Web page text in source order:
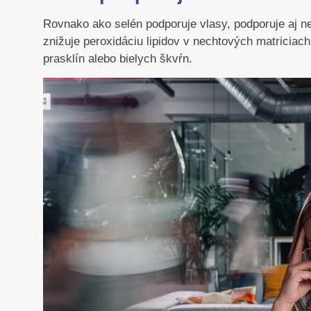
Rovnako ako selén podporuje vlasy, podporuje aj
znižuje peroxidáciu lipidov v nechtových
prasklín alebo bielych škvŕn.